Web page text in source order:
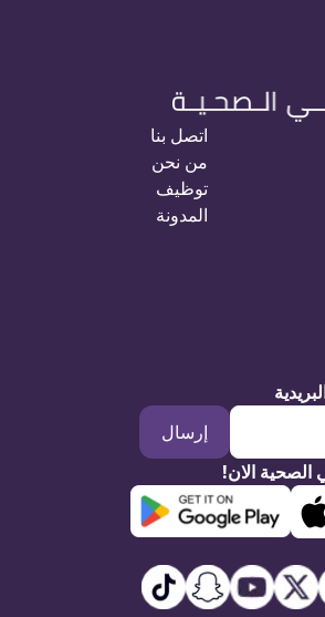
اتصل بنا
من نحن
توظيف
المدونة
إرسال
الان!